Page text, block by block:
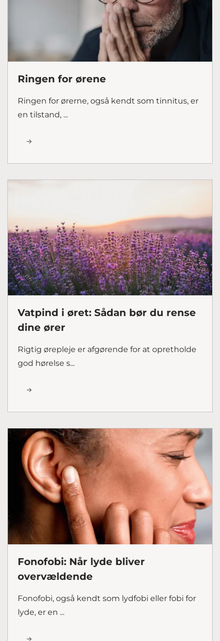
Ringen for ørene
Ringen for ørerne, også kendt som tinnitus, er
en tilstand, ...
Vatpind i øret: Sådan bør du rense
dine ører
Rigtig ørepleje er afgørende for at opretholde
god hørelse s...
Fonofobi: Når lyde bliver
overvældende
Fonofobi, også kendt som lydfobi eller fobi for
lyde, er en ...